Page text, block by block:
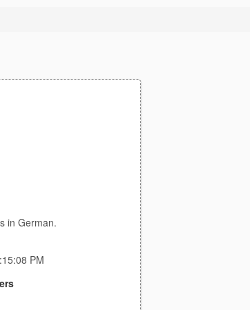
in German.
PM